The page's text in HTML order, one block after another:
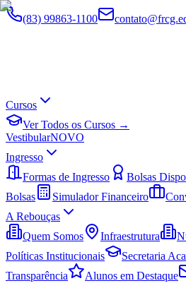
(83) 99863-1100
Cursos
Ver Todos os Cursos →
VestibularNOVO
Ingresso
Formas de Ingresso
Bolsas
Bolsas
Simulador Financeiro
A Rebouças
Quem Somos
Infraestrutura
Políticas Institucionais
Secretaria
Transparência
Alunos em Destaque